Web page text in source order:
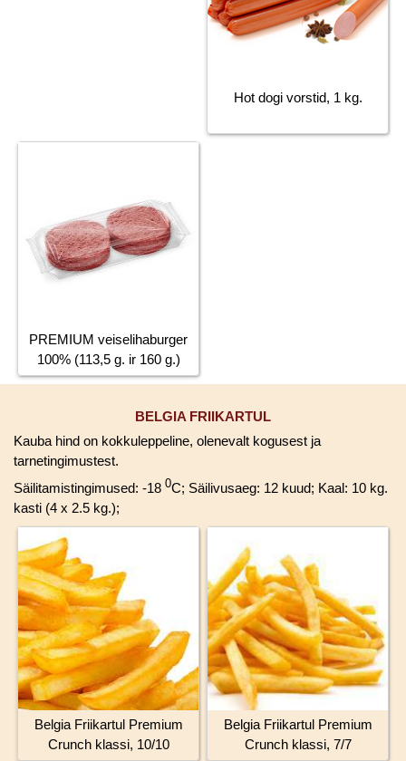
Hot dogi vorstid, 1 kg.
PREMIUM veiselihaburger
100% (113,5 g. ir 160 g.)
BELGIA FRIIKARTUL
Kauba hind on kokkuleppeline, olenevalt kogusest ja
tarnetingimustest.
Säilitamistingimused: -18 0C; Säilivusaeg: 12 kuud; Kaal: 10 kg.
kasti (4 x 2.5 kg.);
Belgia Friikartul Premium
Crunch klassi, 10/10
Belgia Friikartul Premium
Crunch klassi, 7/7